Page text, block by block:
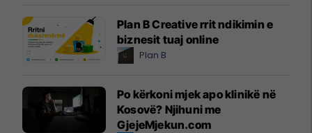
Plan B Creative rrit ndikimin e
biznesit tuaj online
Plan B
Po kërkoni mjek apo klinikë në
Kosovë? Njihuni me
GjejeMjekun.com